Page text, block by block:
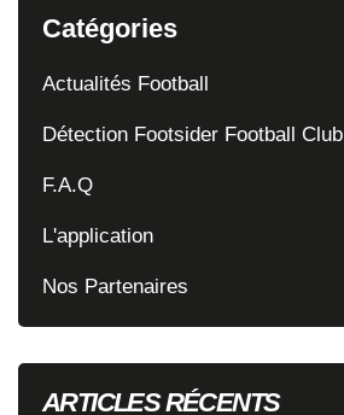
Catégories
Actualités Football
Détection Footsider Football Club
F.A.Q
L'application
Nos Partenaires
ARTICLES RÉCENTS